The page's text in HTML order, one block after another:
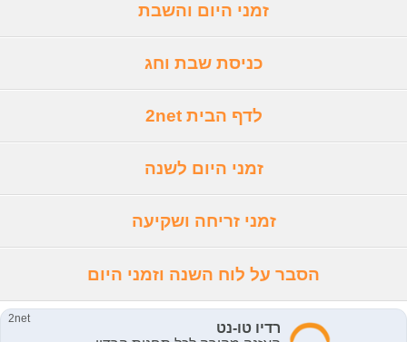
זמני היום והשבת
כניסת שבת וחג
לדף הבית 2net
זמני היום לשנה
זמני זריחה ושקיעה
הסבר על לוח השנה וזמני היום